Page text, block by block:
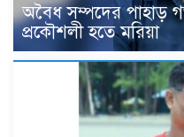
‎অবৈধ সম্পদের পাহাড়
প্রকৌশলী হতে মরিয়া